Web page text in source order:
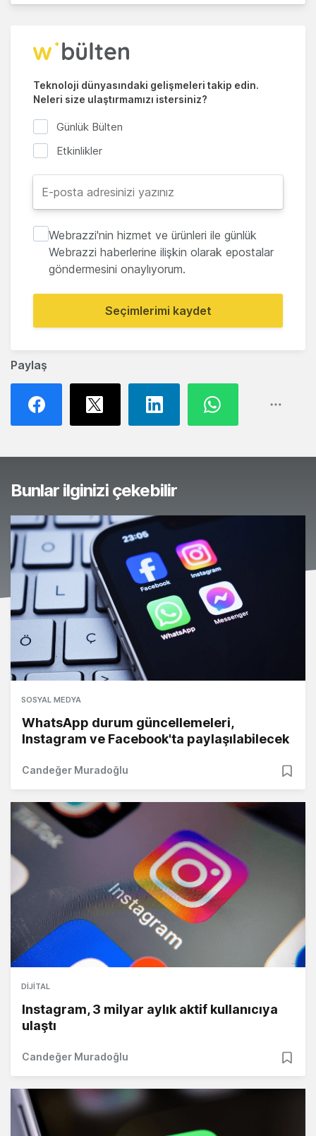
Paylaş
Teknoloji dünyasındaki gelişmeleri takip edin.
Neleri size ulaştırmamızı istersiniz?
Günlük Bülten
Etkinlikler
Webrazzi'nin hizmet ve ürünleri ile günlük
Webrazzi haberlerine ilişkin olarak epostalar
göndermesini onaylıyorum.
Seçimlerimi kaydet
Bunlar ilginizi çekebilir
SOSYAL MEDYA
WhatsApp durum güncellemeleri,
Instagram ve Facebook'ta paylaşılabilecek
Candeğer Muradoğlu
DIJITAL
Instagram, 3 milyar aylık aktif kullanıcıya
ulaştı
Candeğer Muradoğlu